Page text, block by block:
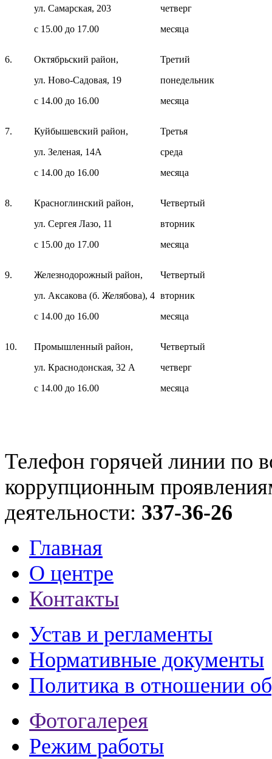
ул. Самарская, 203
с 15.00 до 17.00
четверг
месяца
6.
Октябрьский район,
ул. Ново-Садовая, 19
с 14.00 до 16.00
Третий
понедельник
месяца
7.
Куйбышевский район,
ул. Зеленая, 14А
с 14.00 до 16.00
Третья
среда
месяца
8.
Красноглинский район,
ул. Сергея Лазо, 11
с 15.00 до 17.00
Четвертый
вторник
месяца
9.
Железнодорожный район,
ул. Аксакова (б. Желябова), 4
с 14.00 до 16.00
Четвертый
вторник
месяца
10.
Промышленный район,
ул. Краснодонская, 32 А
с 14.00 до 16.00
Четвертый
четверг
месяца
Телефон горячей линии по
коррупционным
деятельности: 337-36-26
Главная
О центре
Контакты
Устав и регламенты
Нормативные документы
Политика в отношении
Фотогалерея
Режим работы